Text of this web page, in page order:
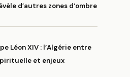
d’autres zones d’ombre
Léon XIV : l’Algérie entre
et enjeux